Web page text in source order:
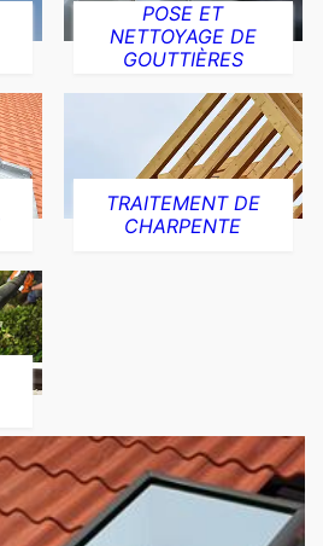
POSE ET
NETTOYAGE DE
GOUTTIÈRES
TRAITEMENT DE
CHARPENTE